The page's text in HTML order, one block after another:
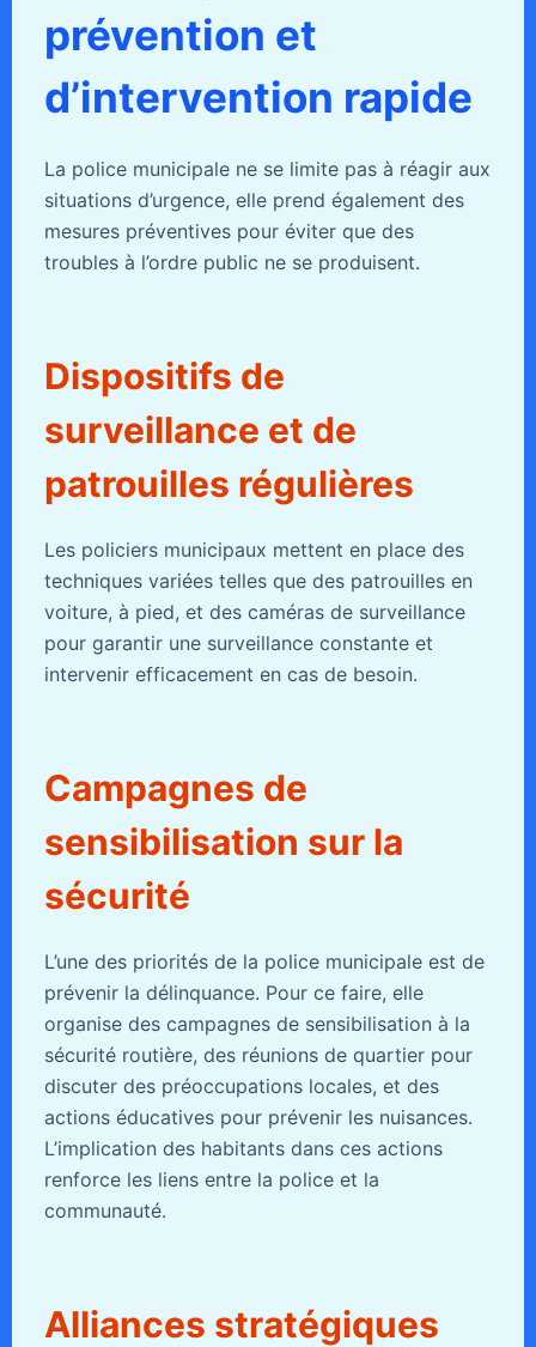
prévention et
d’intervention rapide
La police municipale ne se limite pas à réagir aux
situations d’urgence, elle prend également des
mesures préventives pour éviter que des
troubles à l’ordre public ne se produisent.
Dispositifs de
surveillance et de
patrouilles régulières
Les policiers municipaux mettent en place des
techniques variées telles que des patrouilles en
voiture, à pied, et des caméras de surveillance
pour garantir une surveillance constante et
intervenir efficacement en cas de besoin.
Campagnes de
sensibilisation sur la
sécurité
L’une des priorités de la police municipale est de
prévenir la délinquance. Pour ce faire, elle
organise des campagnes de sensibilisation à la
sécurité routière, des réunions de quartier pour
discuter des préoccupations locales, et des
actions éducatives pour prévenir les nuisances.
L’implication des habitants dans ces actions
renforce les liens entre la police et la
communauté.
Alliances stratégiques